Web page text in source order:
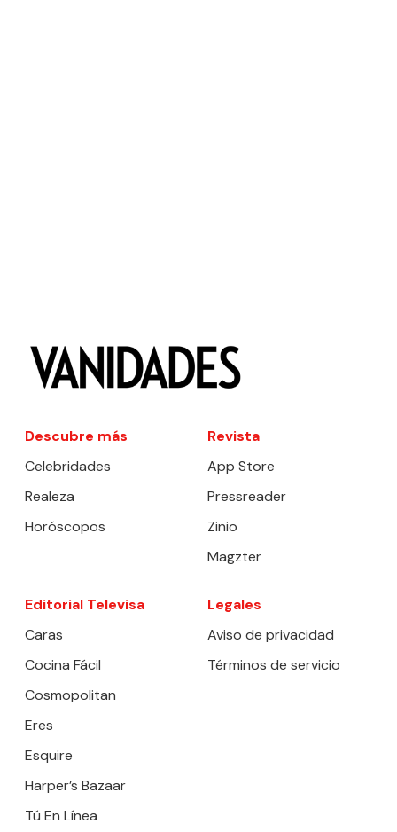
Descubre más
Celebridades
Realeza
Horóscopos
Revista
App Store
Pressreader
Zinio
Magzter
Editorial Televisa
Caras
Cocina Fácil
Cosmopolitan
Eres
Esquire
Harper’s Bazaar
Tú En Línea
Legales
Aviso de privacidad
Términos de servicio